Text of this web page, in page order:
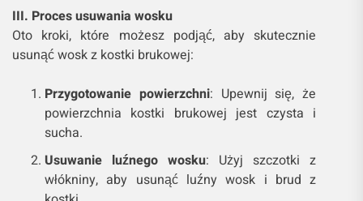
III. Proces usuwania wosku
Oto kroki, które możesz podjąć, aby skutecznie
usunąć wosk z kostki brukowej:
Przygotowanie powierzchni: Upewnij się, że
powierzchnia kostki brukowej jest czysta i
sucha.
Usuwanie luźnego wosku: Użyj szczotki z
włókniny, aby usunąć luźny wosk i brud z